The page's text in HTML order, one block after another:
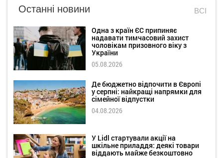
Останні новини ВСІ
Одна з країн ЄС припиняє
надавати тимчасовий захист
чоловікам призовного віку з
України
05.08.2026
Де бюджетно відпочити в Європі
у серпні: найкращі напрямки для
сімейної відпустки
04.08.2026
У Lidl стартували акції на
шкільне приладдя: деякі товари
віддають майже безкоштовно